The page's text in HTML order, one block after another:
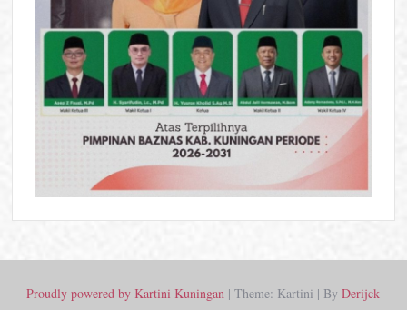
Proudly powered by Kartini Kuningan |Theme: Kartini | ByDerijck